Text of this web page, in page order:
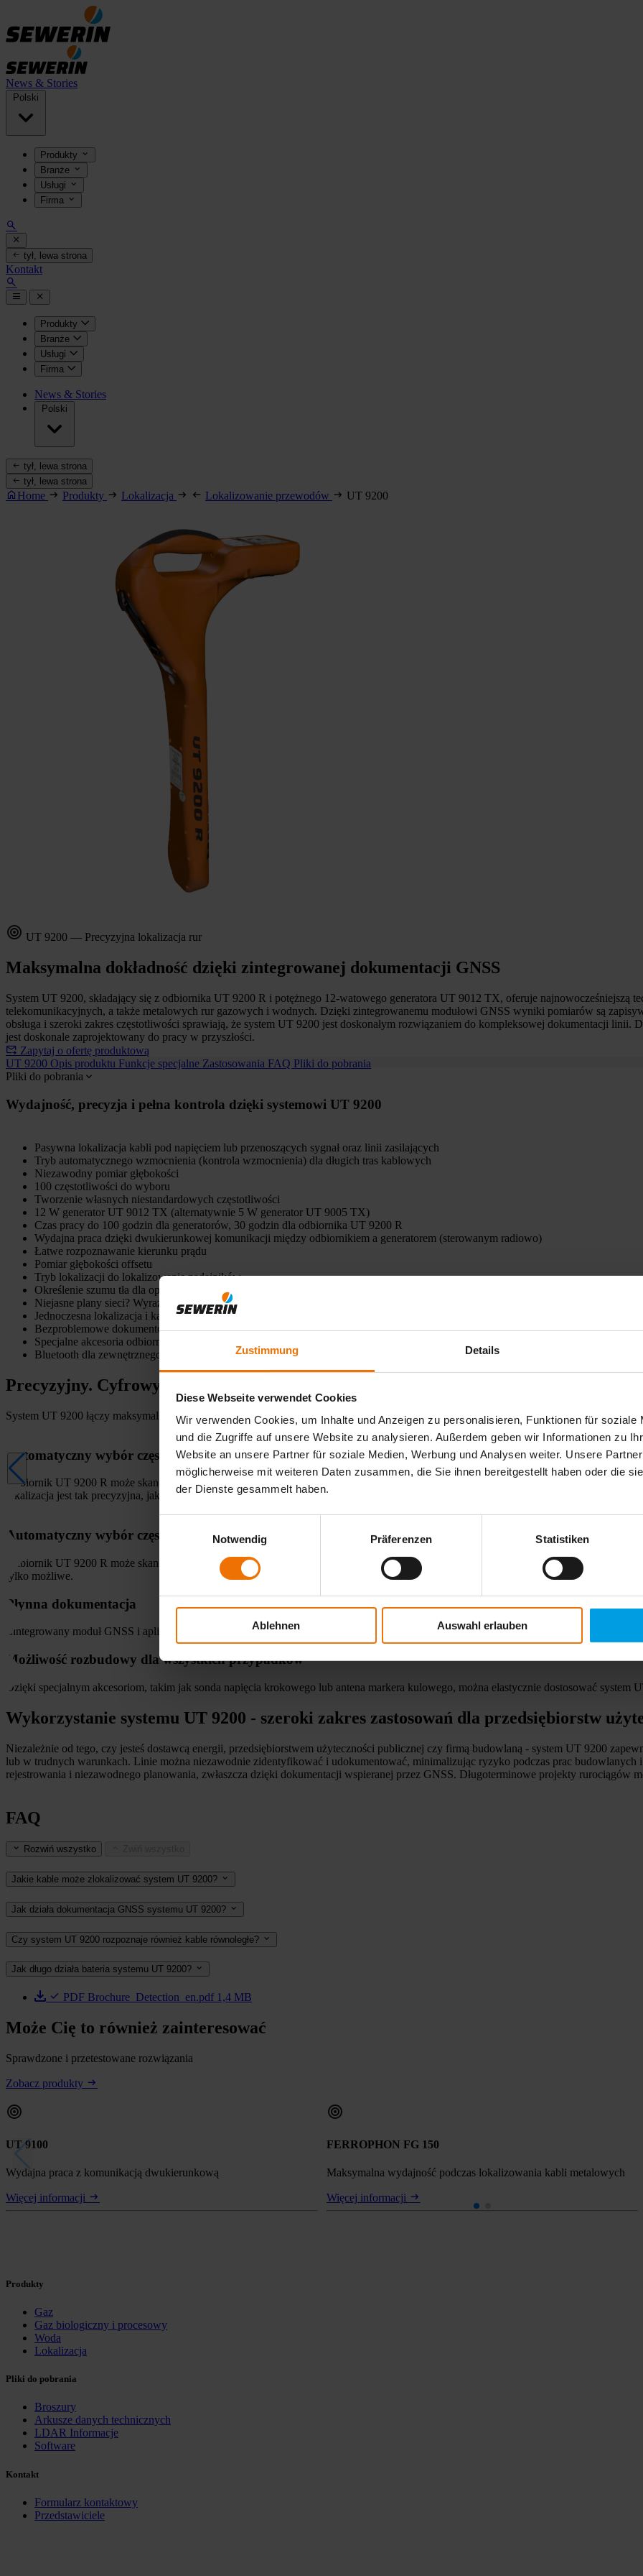
Zustimmung Details
Diese Webseite verwendet Cookies
Wir verwenden Cookies, um Inhalte und Anzeigen zu personalisieren, Funktionen für soziale
und die Zugriffe auf unsere Website zu analysieren. Außerdem geben wir Informationen zu
Website an unsere Partner für soziale Medien, Werbung und Analysen weiter. Unsere
möglicherweise mit weiteren Daten zusammen, die Sie ihnen bereitgestellt haben oder die
der Dienste gesammelt haben.
Notwendig
Präferenzen Statistiken
Ablehnen Auswahl erlauben
News & Stories
Polski
Produkty
Branże
Usługi
Firma
tył, lewa strona
Kontakt
Produkty
Branże
Usługi
Firma
News & Stories
Polski
tył, lewa strona
tył, lewa strona
Home Produkty Lokalizacja Lokalizowanie przewodów UT 9200
UT 9200 — Precyzyjna lokalizacja rur
Maksymalna dokładność dzięki zintegrowanej dokumentacji GNSS
System UT 9200, składający się z odbiornika UT 9200 R i potężnego 12-watowego generatora UT 9012 TX, oferuje najnowocześniejszą
telekomunikacyjnych, a także metalowych rur gazowych i wodnych. Dzięki zintegrowanemu modułowi GNSS wyniki pomiarów są
obsługa i szeroki zakres częstotliwości sprawiają, że system UT 9200 jest doskonałym rozwiązaniem do kompleksowej dokumentacji
jest doskonale zaprojektowany do pracy w przyszłości.
Zapytaj o ofertę produktową
UT 9200 Opis produktu Funkcje specjalne Zastosowania FAQ Pliki do pobrania
Pliki do pobrania
Wydajność, precyzja i pełna kontrola dzięki systemowi UT 9200
Pasywna lokalizacja kabli pod napięciem lub przenoszących sygnał oraz linii zasilających
Tryb automatycznego wzmocnienia (kontrola wzmocnienia) dla długich tras kablowych
Niezawodny pomiar głębokości
100 częstotliwości do wyboru
Tworzenie własnych niestandardowych częstotliwości
12 W generator UT 9012 TX (alternatywnie 5 W generator UT 9005 TX)
Czas pracy do 100 godzin dla generatorów, 30 godzin dla odbiornika UT 9200 R
Wydajna praca dzięki dwukierunkowej komunikacji między odbiornikiem a generatorem (sterowanym radiowo)
Łatwe rozpoznawanie kierunku prądu
Pomiar głębokości offsetu
Tryb lokalizacji do lokalizowania nadajników
Określenie szumu tła dla optymalnego wyboru częstotliwości
Niejasne plany sieci? Wyraźnie określ trasy kablowe dzięki podwójnemu wyjściu
Jednoczesna lokalizacja i kalibracja dzięki zintegrowanemu modułowi GNSS
Bezproblemowe dokumentowanie danych pomiarowych za pomocą aplikacji "UT 9200 Com"
Specjalne akcesoria odbiornika do zadań specjalnych, np. sonda napięcia krokowego, antena marker ball
Bluetooth dla zewnętrznego GPS
Precyzyjny. Cyfrowy. Przyszłościowy.
System UT 9200 łączy maksymalną precyzję z inteligentną siecią i zapewnia wydajną dokumentację w terenie.
Automatyczny wybór częstotliwości
Odbiornik UT 9200 R może skanować szum tła obecny w otoczeniu i wykrywać wszelkie zakłócające sygnały. Następnie sugeruje
lokalizacja jest tak precyzyjna, jak to tylko możliwe.
Automatyczny wybór częstotliwości
Odbiornik UT 9200 R może skanować szum tła obecny w otoczeniu i wykrywać wszelkie zakłócające sygnały. Następnie sugeruje
tylko możliwe.
Płynna dokumentacja
Zintegrowany moduł GNSS i aplikacja "UT 9200 Com" umożliwiają jednoczesną lokalizację i kalibrację. Wszystkie dane są płynnie
Możliwość rozbudowy dla wszystkich przypadków
Dzięki specjalnym akcesoriom, takim jak sonda napięcia krokowego lub antena markera kulowego, można elastycznie dostosować system
Wykorzystanie systemu UT 9200 - szeroki zakres zastosowań dla przedsiębiorstw
Niezależnie od tego, czy jesteś dostawcą energii, przedsiębiorstwem użyteczności publicznej czy firmą budowlaną - system UT 9200
lub w trudnych warunkach. Linie można niezawodnie zidentyfikować i udokumentować, minimalizując ryzyko podczas prac budowlanych
rejestrowania i niezawodnego planowania, zwłaszcza dzięki dokumentacji wspieranej przez GNSS. Długoterminowe projekty rurociągów
FAQ
Rozwiń wszystko
Jakie kable może zlokalizować system UT 9200?
Jak działa dokumentacja GNSS systemu UT 9200?
Czy system UT 9200 rozpoznaje również kable równoległe?
Jak długo działa bateria systemu UT 9200?
PDF Brochure_Detection_en.pdf 1,4 MB
Może Cię to również zainteresować
Sprawdzone i przetestowane rozwiązania
Zobacz produkty
UT 9100
Wydajna praca z komunikacją dwukierunkową
Więcej informacji
FERROPHON FG 150
Maksymalna wydajność podczas lokalizowania kabli metalowych
Więcej informacji
Produkty
Gaz
Gaz biologiczny i procesowy
Woda
Lokalizacja
Pliki do pobrania
Broszury
Arkusze danych technicznych
LDAR Informacje
Software
Kontakt
Formularz kontaktowy
Przedstawiciele